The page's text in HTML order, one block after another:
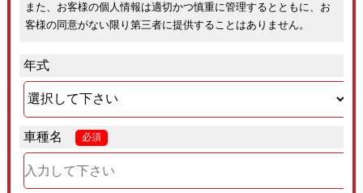
また、お客様の個人情報は適切かつ慎重に管理するとともに、お
客様の同意がない限り第三者に提供することはありません。
年式
車種名 必須